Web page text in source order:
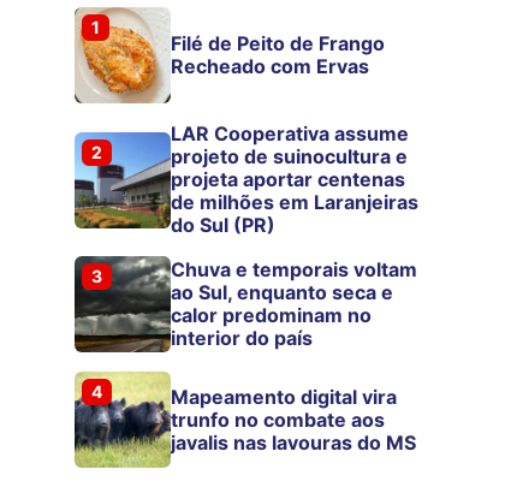
1
Filé de Peito de Frango
Recheado com Ervas
2
LAR Cooperativa assume
projeto de suinocultura e
projeta aportar centenas
de milhões em Laranjeiras
do Sul (PR)
3
Chuva e temporais voltam
ao Sul, enquanto seca e
calor predominam no
interior do país
4
Mapeamento digital vira
trunfo no combate aos
javalis nas lavouras do MS